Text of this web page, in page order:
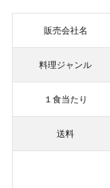
販売会社名
料理ジャンル
１食当たり
送料